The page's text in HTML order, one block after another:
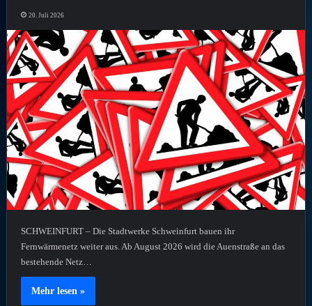
20. Juli 2026
SCHWEINFURT – Die Stadtwerke Schweinfurt bauen ihr
Fernwärmenetz weiter aus. Ab August 2026 wird die Auenstraße an das
bestehende Netz…
Mehr lesen »